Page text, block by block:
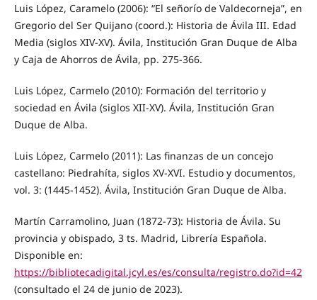
Luis López, Caramelo (2006): “El señorío de Valdecorneja”, en
Gregorio del Ser Quijano (coord.): Historia de Ávila III. Edad
Media (siglos XIV-XV). Ávila, Institución Gran Duque de Alba
y Caja de Ahorros de Ávila, pp. 275-366.
Luis López, Carmelo (2010): Formación del territorio y
sociedad en Ávila (siglos XII-XV). Ávila, Institución Gran
Duque de Alba.
Luis López, Carmelo (2011): Las finanzas de un concejo
castellano: Piedrahíta, siglos XV-XVI. Estudio y documentos,
vol. 3: (1445-1452). Ávila, Institución Gran Duque de Alba.
Martín Carramolino, Juan (1872-73): Historia de Ávila. Su
provincia y obispado, 3 ts. Madrid, Librería Española.
Disponible en:
https://bibliotecadigital.jcyl.es/es/consulta/registro.do?id=42
(consultado el 24 de junio de 2023).